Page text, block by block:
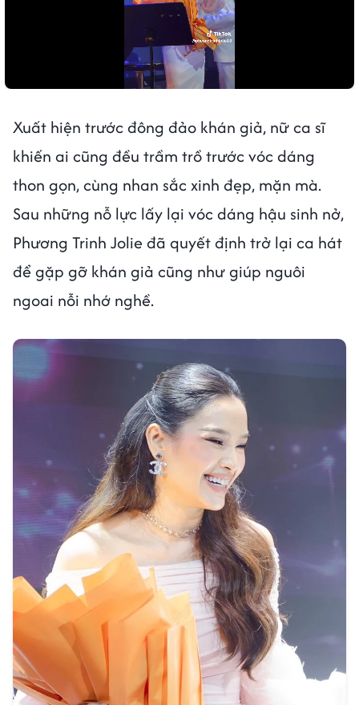
Xuất hiện trước đông đảo khán giả, nữ ca sĩ
khiến ai cũng đều trầm trồ trước vóc dáng
thon gọn, cùng nhan sắc xinh đẹp, mặn mà.
Sau những nỗ lực lấy lại vóc dáng hậu sinh nở,
Phương Trinh Jolie đã quyết định trở lại ca hát
để gặp gỡ khán giả cũng như giúp nguôi
ngoai nỗi nhớ nghề.